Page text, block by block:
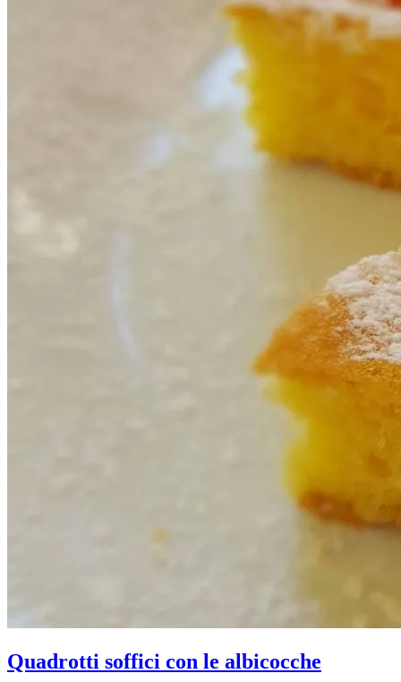
Quadrotti soffici con le albicocche